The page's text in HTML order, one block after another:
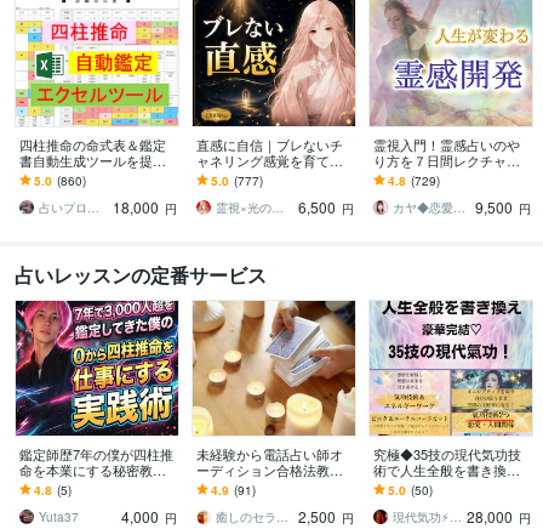
四柱推命の命式表＆鑑定
書自動生成ツールを提供
します 複数の流派に対応
し、大三合会局、天剋地
冲等も自動表示します
5.0 (860)
占いプログラマDeguchi
18,000 円
直感に自信｜ブレないチ
ャネリング感覚を育てま
す ✨“誰かに確認する”を卒
業しませんか？
5.0 (777)
霊視×光の柱 カルマ先生
6,500 円
霊視入門！霊感占いのや
り方を７日間レクチャー
します 初心者OK♡副業占
い師への道を開くサポー
トをします
4.8 (729)
カヤ◆恋愛占いカウンセラー
9,500 円
占いレッスンの定番サービス
鑑定師歴7年の僕が四柱推
命を本業にする秘密教え
ます 国家公務員→占い師
に転職した7年間で得た知
恵、全て伝えます！
4.8 (5)
Yuta37
4,000 円
未経験から電話占い師オ
ーディション合格法教え
ます 私の方法とデビュー
後のリアル・働き方も経
験談でお伝えします
4.9 (91)
癒しのセラピーサロン☪️セレイ
2,500 円
究極◆35技の現代気功技
術で人生全般を書き換え
ます 気功を極めて本気の
人生改革♡全300頁以上の
充実テキスト
5.0 (50)
現代気功⚡神念伝達師＠SHANTY巫香 28,000 円